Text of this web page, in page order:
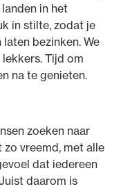
in het
in stilte, zodat je
bezinken. We
Tijd om
na te genieten.
zoeken naar
vreemd, met alle
dat iedereen
daarom is